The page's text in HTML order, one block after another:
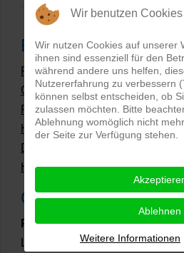
Beliebteste Beiträge
Preise Produktfotografie | Was
Grüne Produktfotos | Wie geht
Produktfotografie?
Hollow Man Fotografie | Darauf
Dateiformate und Bilder mit
Hollowman und
Google Rezensionen
PRO-ducto GmbH, Fotografie
Wir benutzen Cookies
Wir nutzen Cookies auf unserer
ihnen sind essenziell für den
während andere uns helfen,
Nutzererfahrung zu verbessern
können selbst entscheiden, ob
zulassen möchten. Bitte
Ablehnung womöglich nicht
der Seite zur Verfügung stehen.
Ablehnen
Weitere Informationen